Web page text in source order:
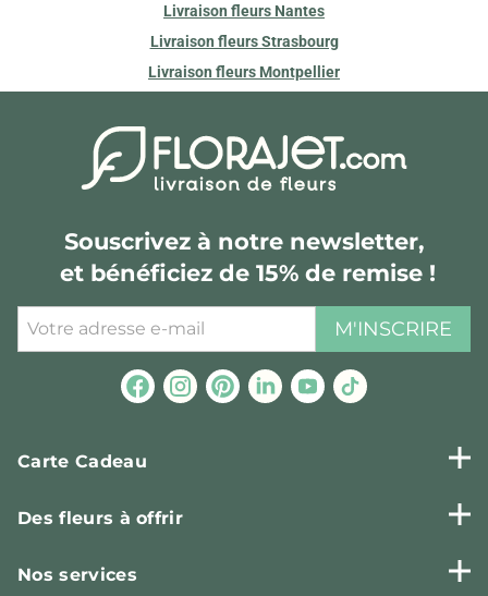
Livraison fleurs Nantes
Livraison fleurs Strasbourg
Livraison fleurs Montpellier
Souscrivez à notre newsletter,
et bénéficiez de 15% de remise !
M'INSCRIRE
Carte Cadeau
Des fleurs à offrir
Nos services